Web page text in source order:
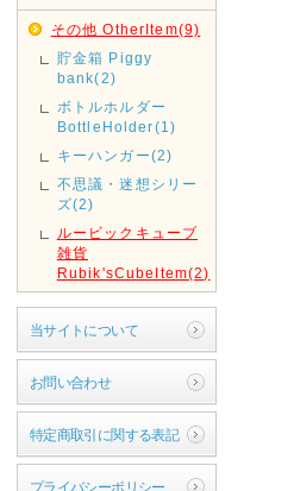
その他 OtherItem(9)
貯金箱 Piggy
bank(2)
ボトルホルダー
BottleHolder(1)
キーハンガー(2)
不思議・迷想シリー
ズ(2)
ルービックキューブ
雑貨
Rubik'sCubeItem(2)
当サイトについて
お問い合わせ
特定商取引に関する表記
プライバシーポリシー